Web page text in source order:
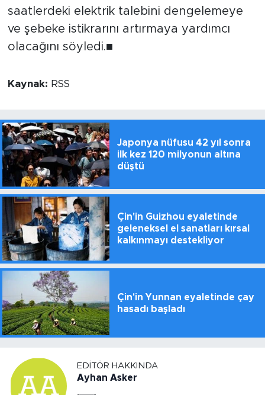
saatlerdeki elektrik talebini dengelemeye
ve şebeke istikrarını artırmaya yardımcı
olacağını söyledi.■
Kaynak: RSS
Japonya nüfusu 42 yıl sonra
ilk kez 120 milyonun altına
düştü
Çin'in Guizhou eyaletinde
geleneksel el sanatları kırsal
kalkınmayı destekliyor
Çin'in Yunnan eyaletinde çay
hasadı başladı
EDITÖR HAKKINDA
Ayhan Asker